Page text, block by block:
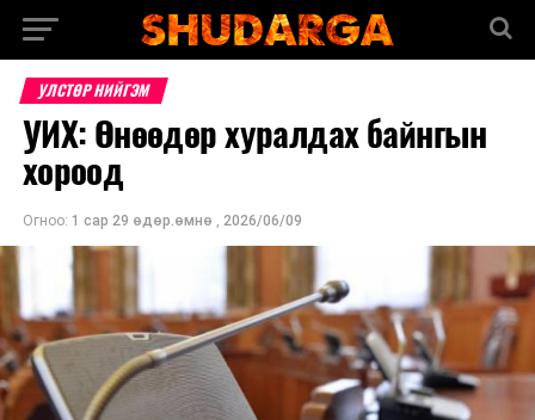
УЛСТӨР НИЙГЭМ
УИХ: Өнөөдөр хуралдах байнгын
хороод
Огноо: 1 сар 29 өдөр.өмнө , 2026/06/09